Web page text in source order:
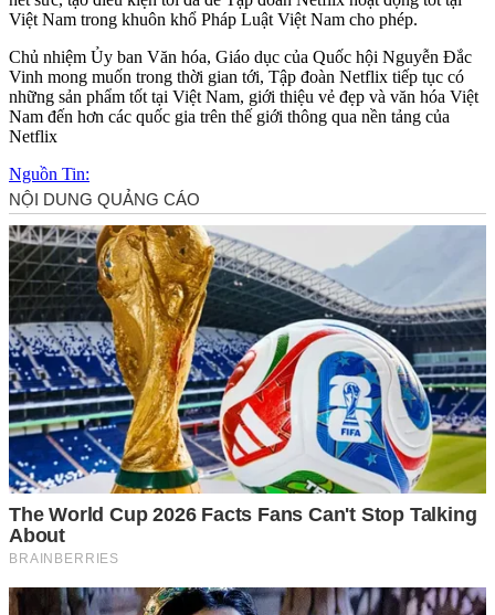
Việt Nam trong khuôn khổ Pháp Luật Việt Nam cho phép.
Chủ nhiệm Ủy ban Văn hóa, Giáo dục của Quốc hội Nguyễn Đắc
Vinh mong muốn trong thời gian tới, Tập đoàn Netflix tiếp tục có
những sản phẩm tốt tại Việt Nam, giới thiệu vẻ đẹp và văn hóa Việt
Nam đến hơn các quốc gia trên thế giới thông qua nền tảng của
Netflix
Nguồn Tin: